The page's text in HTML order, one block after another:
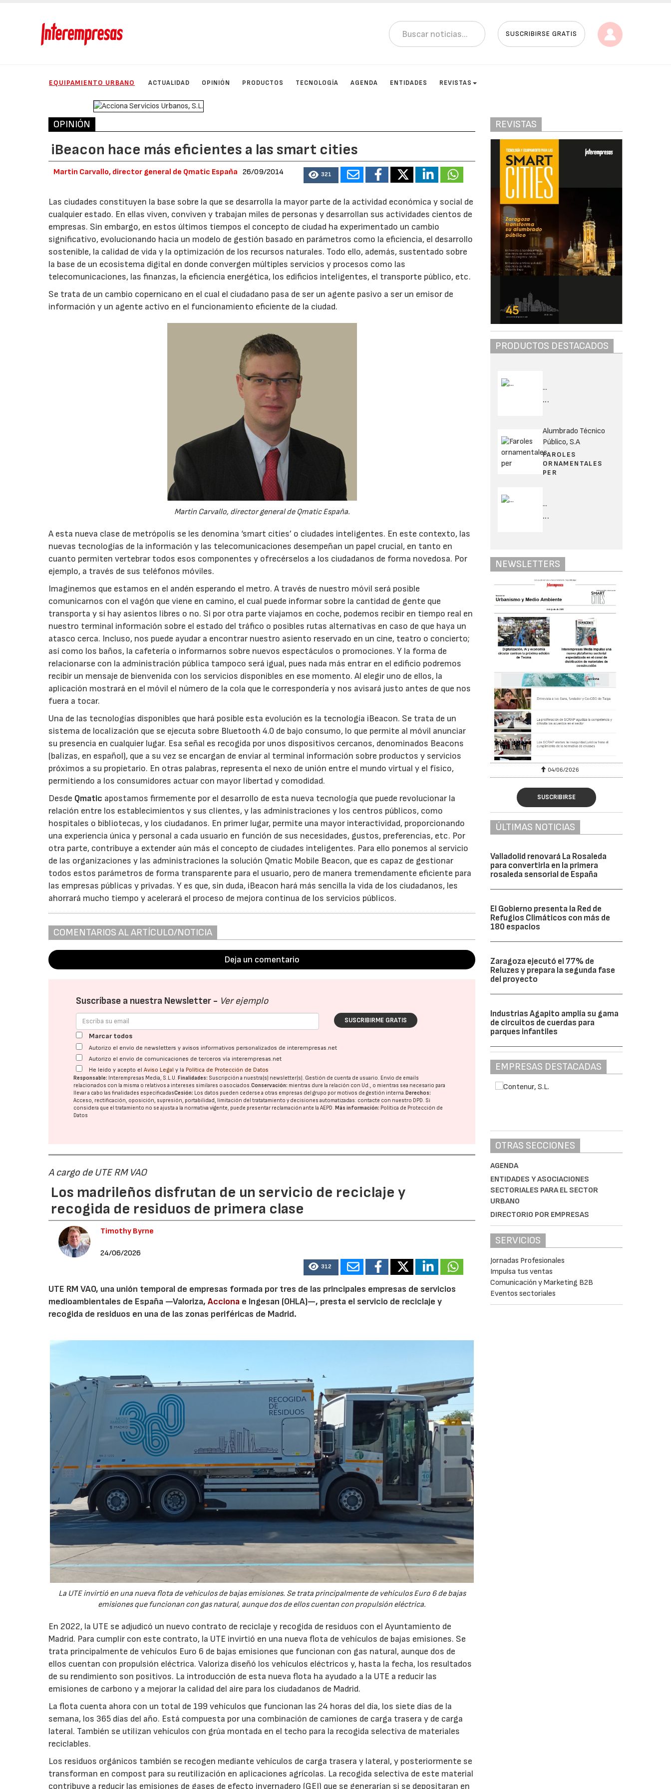
SUSCRIBIRSE GRATIS
EQUIPAMIENTO URBANO ACTUALIDAD OPINIÓN PRODUCTOS TECNOLOGÍA AGENDA ENTIDADES REVISTAS
OPINIÓN
iBeacon hace más eficientes a las smart cities
Martin Carvallo, director general de Qmatic España 26/09/2014 321
Las ciudades constituyen la base sobre la que se desarrolla la mayor parte de la actividad económica y social de
cualquier estado. En ellas viven, conviven y trabajan miles de personas y desarrollan sus actividades cientos de
empresas. Sin embargo, en estos últimos tiempos el concepto de ciudad ha experimentado un cambio
significativo, evolucionando hacia un modelo de gestión basado en parámetros como la eficiencia, el desarrollo
sostenible, la calidad de vida y la optimización de los recursos naturales. Todo ello, además, sustentado sobre
la base de un ecosistema digital en donde convergen múltiples servicios y procesos como las
telecomunicaciones, las finanzas, la eficiencia energética, los edificios inteligentes, el transporte público, etc.
Se trata de un cambio copernicano en el cual el ciudadano pasa de ser un agente pasivo a ser un emisor de
información y un agente activo en el funcionamiento eficiente de la ciudad.
Martin Carvallo, director general de Qmatic España.
A esta nueva clase de metrópolis se les denomina ‘smart cities’ o ciudades inteligentes. En este contexto, las
nuevas tecnologías de la información y las telecomunicaciones desempeñan un papel crucial, en tanto en
cuanto permiten vertebrar todos esos componentes y ofrecérselos a los ciudadanos de forma novedosa. Por
ejemplo, a través de sus teléfonos móviles.
Imaginemos que estamos en el andén esperando el metro. A través de nuestro móvil será posible
comunicarnos con el vagón que viene en camino, el cual puede informar sobre la cantidad de gente que
transporta y si hay asientos libres o no. Si por otra parte viajamos en coche, podemos recibir en tiempo real en
nuestro terminal información sobre el estado del tráfico o posibles rutas alternativas en caso de que haya un
atasco cerca. Incluso, nos puede ayudar a encontrar nuestro asiento reservado en un cine, teatro o concierto;
así como los baños, la cafetería o informarnos sobre nuevos espectáculos o promociones. Y la forma de
relacionarse con la administración pública tampoco será igual, pues nada más entrar en el edificio podremos
recibir un mensaje de bienvenida con los servicios disponibles en ese momento. Al elegir uno de ellos, la
aplicación mostrará en el móvil el número de la cola que le correspondería y nos avisará justo antes de que nos
fuera a tocar.
Una de las tecnologías disponibles que hará posible esta evolución es la tecnología iBeacon. Se trata de un
sistema de localización que se ejecuta sobre Bluetooth 4.0 de bajo consumo, lo que permite al móvil anunciar
su presencia en cualquier lugar. Esa señal es recogida por unos dispositivos cercanos, denominados Beacons
(balizas, en español), que a su vez se encargan de enviar al terminal información sobre productos y servicios
próximos a su propietario. En otras palabras, representa el nexo de unión entre el mundo virtual y el físico,
permitiendo a los consumidores actuar con mayor libertad y comodidad.
Desde Qmatic apostamos firmemente por el desarrollo de esta nueva tecnología que puede revolucionar la
relación entre los establecimientos y sus clientes, y las administraciones y los centros públicos, como
hospitales o bibliotecas, y los ciudadanos. En primer lugar, permite una mayor interactividad, proporcionando
una experiencia única y personal a cada usuario en función de sus necesidades, gustos, preferencias, etc. Por
otra parte, contribuye a extender aún más el concepto de ciudades inteligentes. Para ello ponemos al servicio
de las organizaciones y las administraciones la solución Qmatic Mobile Beacon, que es capaz de gestionar
todos estos parámetros de forma transparente para el usuario, pero de manera tremendamente eficiente para
las empresas públicas y privadas. Y es que, sin duda, iBeacon hará más sencilla la vida de los ciudadanos, les
ahorrará mucho tiempo y acelerará el proceso de mejora continua de los servicios públicos.
COMENTARIOS AL ARTÍCULO/NOTICIA
Deja un comentario
Suscríbase a nuestra Newsletter - Ver ejemplo
SUSCRIBIRME GRATIS
Marcar todos
Autorizo el envío de newsletters y avisos informativos personalizados de interempresas.net
Autorizo el envío de comunicaciones de terceros vía interempresas.net
He leído y acepto elAviso Legal y la Política de Protección de Datos
Responsable: Interempresas Media, S.L.U.Finalidades: Suscripción a nuestra(s) newsletter(s). Gestión de cuenta de usuario. Envío de emails
relacionados con la misma o relativos a intereses similares o asociados.Conservación: mientras dure la relación con Ud., o mientras sea necesario para
llevar a cabo las finalidades especificadasCesión: Los datos pueden cederse a otras empresas del grupo por motivos de gestión interna.Derechos:
Acceso, rectificación, oposición, supresión, portabilidad, limitación del tratatamiento y decisiones automatizadas: contacte con nuestro DPD. Si
considera que el tratamiento no se ajusta a la normativa vigente, puede presentar reclamación ante laAEPD.Más información: Política de Protección de
Datos
A cargo de UTE RM VAO
Los madrileños disfrutan de un servicio de reciclaje y
recogida de residuos de primera clase
Timothy Byrne
24/06/2026
312
UTE RM VAO, una unión temporal de empresas formada por tres de las principales empresas de servicios
medioambientales de España —Valoriza,Acciona e Ingesan (OHLA)—, presta el servicio de reciclaje y
recogida de residuos en una de las zonas periféricas de Madrid.
La UTE invirtió en una nueva flota de vehículos de bajas emisiones. Se trata principalmente de vehículos Euro 6 de bajas
emisiones que funcionan con gas natural, aunque dos de ellos cuentan con propulsión eléctrica.
En 2022, la UTE se adjudicó un nuevo contrato de reciclaje y recogida de residuos con el Ayuntamiento de
Madrid. Para cumplir con este contrato, la UTE invirtió en una nueva flota de vehículos de bajas emisiones. Se
trata principalmente de vehículos Euro 6 de bajas emisiones que funcionan con gas natural, aunque dos de
ellos cuentan con propulsión eléctrica. Valoriza diseñó los vehículos eléctricos y, hasta la fecha, los resultados
de su rendimiento son positivos. La introducción de esta nueva flota ha ayudado a la UTE a reducir las
emisiones de carbono y a mejorar la calidad del aire para los ciudadanos de Madrid.
La flota cuenta ahora con un total de 199 vehículos que funcionan las 24 horas del día, los siete días de la
semana, los 365 días del año. Está compuesta por una combinación de camiones de carga trasera y de carga
lateral. También se utilizan vehículos con grúa montada en el techo para la recogida selectiva de materiales
reciclables.
Los residuos orgánicos también se recogen mediante vehículos de carga trasera y lateral, y posteriormente se
transforman en compost para su reutilización en aplicaciones agrícolas. La recogida selectiva de este material
contribuye a reducir las emisiones de gases de efecto invernadero (GEI) que se generarían si se depositaran en
REVISTAS
PRODUCTOS DESTACADOS
...
...
Alumbrado Técnico
Público, S.A
FAROLES
ORNAMENTALES
PER
...
...
NEWSLETTERS
04/06/2026 02/07/2026 04/06/2026
SUSCRIBIRSE
ÚLTIMAS NOTICIAS
Valladolid renovará La Rosaleda
para convertirla en la primera
rosaleda sensorial de España
El Gobierno presenta la Red de
Refugios Climáticos con más de
180 espacios
Zaragoza ejecutó el 77% de
Reluzes y prepara la segunda fase
del proyecto
Industrias Agapito amplía su gama
de circuitos de cuerdas para
parques infantiles
EMPRESAS DESTACADAS
OTRAS SECCIONES
AGENDA
ENTIDADES Y ASOCIACIONES
SECTORIALES PARA EL SECTOR
URBANO
DIRECTORIO POR EMPRESAS
SERVICIOS
Jornadas Profesionales
Impulsa tus ventas
Comunicación y Marketing B2B
Eventos sectoriales